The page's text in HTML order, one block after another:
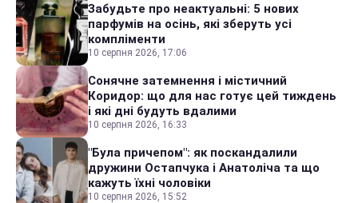
Забудьте про неактуальні: 5 нових
парфумів на осінь, які зберуть усі
компліменти
10 серпня 2026, 17:06
Сонячне затемнення і містичний
Коридор: що для нас готує цей тиждень
і які дні будуть вдалими
10 серпня 2026, 16:33
"Була причепом": як поскандалили
дружини Остапчука і Анатоліча та що
кажуть їхні чоловіки
10 серпня 2026, 15:52